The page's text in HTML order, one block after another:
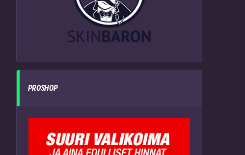
PROSHOP